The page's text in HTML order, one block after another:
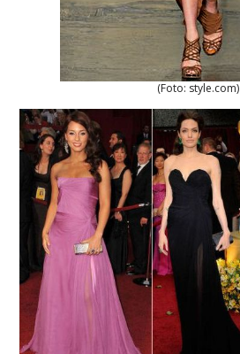
(Foto: style.com)